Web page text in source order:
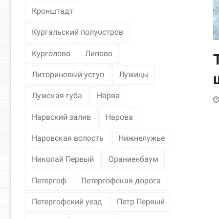
Кронштадт
Кургальский полуостров
Курголово Липово
Литориновый уступ Лужицы
Лужская губа Нарва
Нарвский залив Нарова
Наровская волость Нижнелужье
Николай Первый Ораниенбаум
Петергоф Петергофская дорога
Петергофский уезд Петр Первый